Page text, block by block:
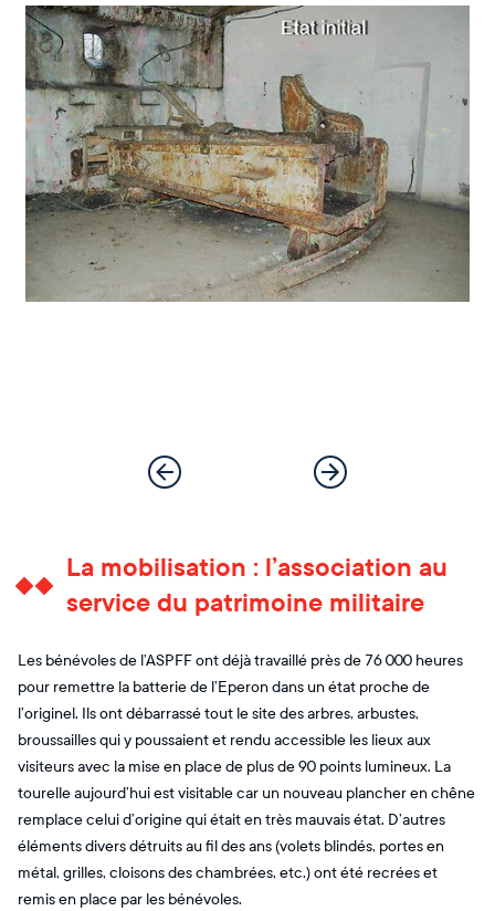
La mobilisation : l’association au
service du patrimoine militaire
Les bénévoles de l’ASPFF ont déjà travaillé près de 76 000 heures
pour remettre la batterie de l’Eperon dans un état proche de
l’originel. Ils ont débarrassé tout le site des arbres, arbustes,
broussailles qui y poussaient et rendu accessible les lieux aux
visiteurs avec la mise en place de plus de 90 points lumineux. La
tourelle aujourd’hui est visitable car un nouveau plancher en chêne
remplace celui d’origine qui était en très mauvais état. D’autres
éléments divers détruits au fil des ans (volets blindés, portes en
métal, grilles, cloisons des chambrées, etc.) ont été recrées et
remis en place par les bénévoles.